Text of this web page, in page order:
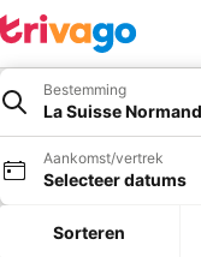
Bestemming
La Suisse
Aankomst/vertrek
Selecteer datums
Sorteren